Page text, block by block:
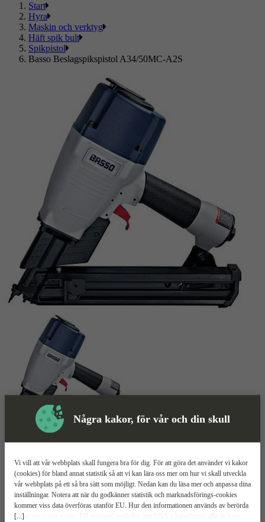
Några kakor, för vår och din skull
[...]
Vi vill att vår webbplats skall fungera bra för dig. För att göra det använder vi kakor
(cookies) för bland annat statistik så att vi kan lära oss mer om hur vi skall utveckla
vår webbplats på ett så bra sätt som möjligt. Nedan kan du läsa mer och anpassa dina
inställningar. Notera att när du godkänner statistik och marknadsförings-cookies
kommer viss data överföras utanför EU. Hur den informationen används av berörda
bolag vet vi inte exakt. Till exempel uppfyller inte USA:s lagstiftning alla de krav
Start
Hyra
Maskin och verktyg
Häft spik bult
Spikpistol
Basso Beslagspikspistol A34/50MC-A2S
Beslagspikspistol Mer information
Basso A34/50MC-A2S